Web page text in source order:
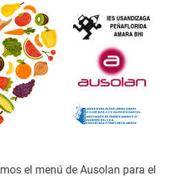
el menú de Ausolan para el